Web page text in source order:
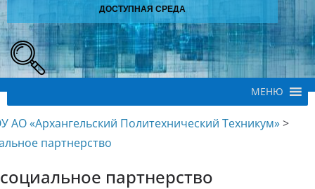
ДОСТУПНАЯ СРЕДА
МЕНЮ
АО «Архангельский Политехнический Техникум»>
партнерство
социальное партнерство